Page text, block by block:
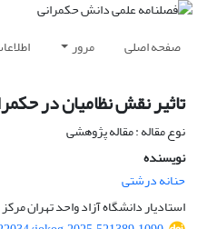
صفحه اصلی مرور
تاثیر نقش نظامیان در
نوع مقاله : مقاله پژوهشی
نویسنده
حنانه درشتی
استادیار دانشگاه آزاد واحد تهران مرکز